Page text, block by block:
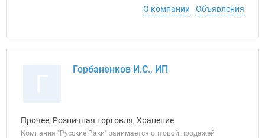
О компании
Объявления
Горбаненков И.С., ИП
Прочее, Розничная торговля, Хранение
Компания "Русские Раки" занимается оптовой продажей